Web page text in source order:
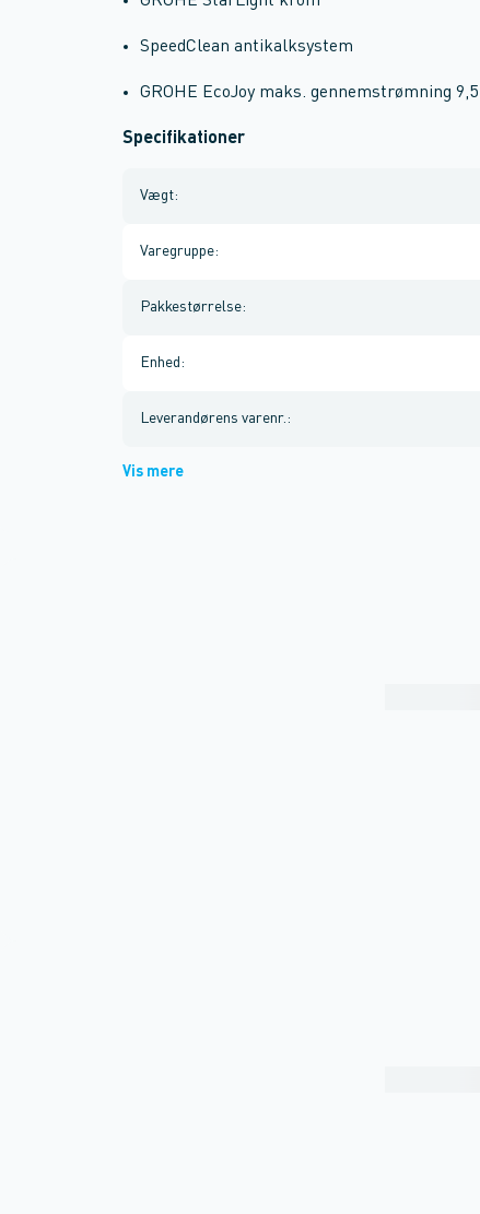
SpeedClean antikalksystem
GROHE EcoJoy maks. gennemstrømning
Specifikationer
Vægt:
Varegruppe:
Pakkestørrelse:
Enhed :
Leverandørens varenr. :
Vis mere